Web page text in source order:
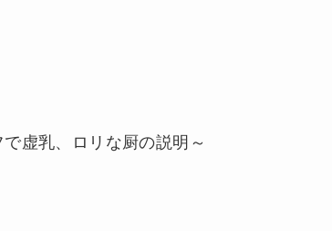
虚乳、ロリな厨の説明～